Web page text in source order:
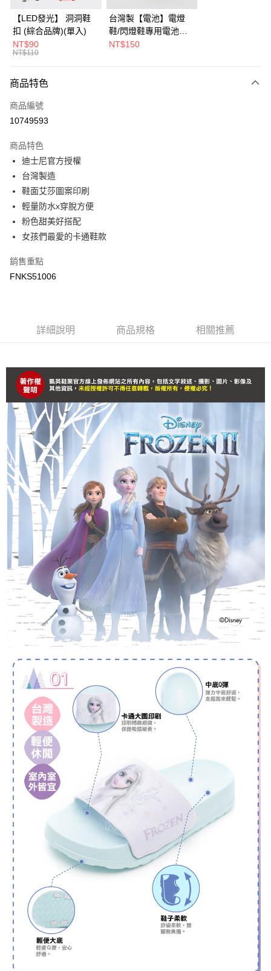
AFTEE先享後付
相關說明
【關於「AFTEE先享後付」】
AFTEE先享後付是「在收到商品之後才付款」的支付方式。 讓您購物簡單
２．便利：只要手機號碼，簡訊認證，即可結帳。
【「AFTEE先享後付」結帳流程】
２．訂單成立數日內，您將收到繳費通知簡訊。
３．收到繳費通知簡訊後14天內，點擊此簡訊中的連結，可透過四大超商／
ATM／網路銀行／等多元方式進行付款，方視為交易完成。
※ 請注意：結帳手續完成當下不需立刻繳費，但若您需要取消訂單，請聯絡
購買商品的店家。未經商家同意取消之訂單仍視為有效，需透過AFTEE先享
後付繳納相關費用。
※ 交易是否成功請以「AFTEE先享後付 」之結帳頁面顯示為準，若有關於
是否繳費成功／繳費後需取消欲退款等相關疑問，請聯繫「AFTEE先享後付
客戶支援中心」 https://netprotections.freshdesk.com/support/home
【注意事項】
易，需依本服務之必要範圍內提供個人資料，並將交易相關給付款項請求債
３．未成年的使用者請事先徵得法定代理人或監護人之同意方可使用
「AFTEE先享後付」，若未經同意申辦者引起之損失，本公司不負相關責
時審查核予不同之上限額度；若仍有額度不足之情形，本公司將視審查結果
請求用戶進行身份認證。
５．嚴禁一人註冊多個帳號或使用他人資訊註冊。若發現惡意使用之情形，
恩沛科技股份有限公司將有權停止該用戶之使用額度並採取法律行動。
ATM付款
運送方式
付款後全家取貨
每筆NT$90，滿NT$799(含以上)免運費
每筆NT$9,999，滿NT$7,999(含以上)免運費
付款後7-11取貨(追蹤碼前面加上868再查詢)
每筆NT$90，滿NT$799(含以上)免運費
宅配運費
每筆NT$90，滿NT$699(含以上)免運費
【LED發光】 洞洞鞋
扣 (綜合品牌)(單入)
NT$90
NT$110
台灣製【電池】電燈
鞋/閃燈鞋專用電池
KS-CR1632 (2入)
NT$150
商品特色
商品編號
10749593
商品特色
迪士尼官方授權
台灣製造
鞋面艾莎圖案印刷
輕量防水x穿脫方便
粉色甜美好搭配
女孩們最愛的卡通鞋款
銷售重點
FNKS51006
詳細說明 商品規格 相關推薦